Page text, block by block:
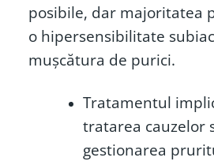
posibile, dar majoritatea
o hipersensibilitate
mușcătura de purici.
Tratamentul
tratarea cauzelor
gestionarea